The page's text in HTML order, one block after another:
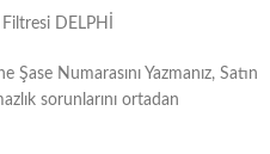
DELPHİ
Şase Numarasını Yazmanız, Satın
sorunlarını ortadan